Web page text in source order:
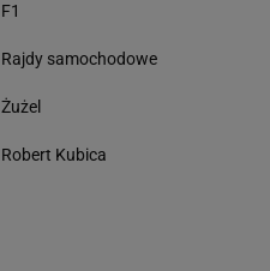
F1
Rajdy samochodowe
Żużel
Robert Kubica